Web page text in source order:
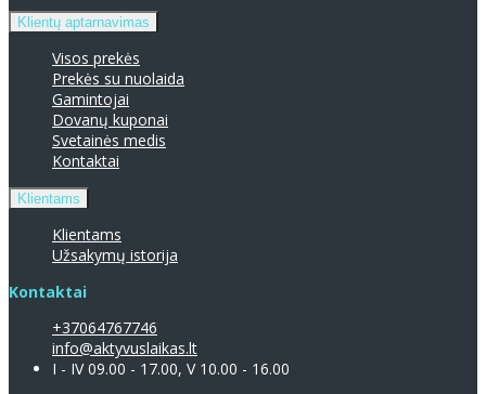
Klientų aptarnavimas
Visos prekės
Prekės su nuolaida
Gamintojai
Dovanų kuponai
Svetainės medis
Kontaktai
Klientams
Klientams
Užsakymų istorija
Kontaktai
+37064767746
info@aktyvuslaikas.lt
I - IV 09.00 - 17.00, V 10.00 - 16.00